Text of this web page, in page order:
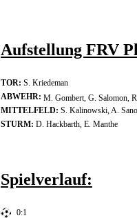
Aufstellung FRV
TOR: S. Kriedeman
ABWEHR: M. Gombert, G. Salomon,
MITTELFELD: S. Kalinowski, A.
STURM: D. Hackbarth, E. Manthe
Spielverlauf:
0:1